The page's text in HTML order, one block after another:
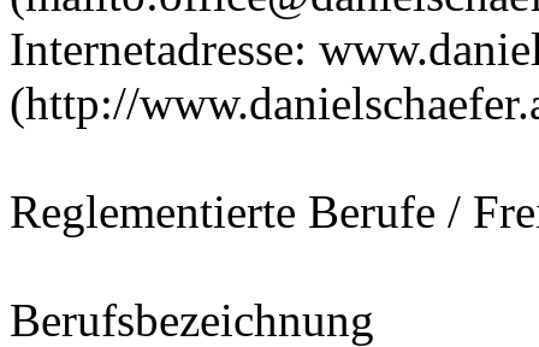
Internetadresse:
(http://
Reglementierte Berufe /
Berufsbezeichnung